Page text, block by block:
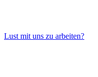
Lust mit uns zu arbeiten?